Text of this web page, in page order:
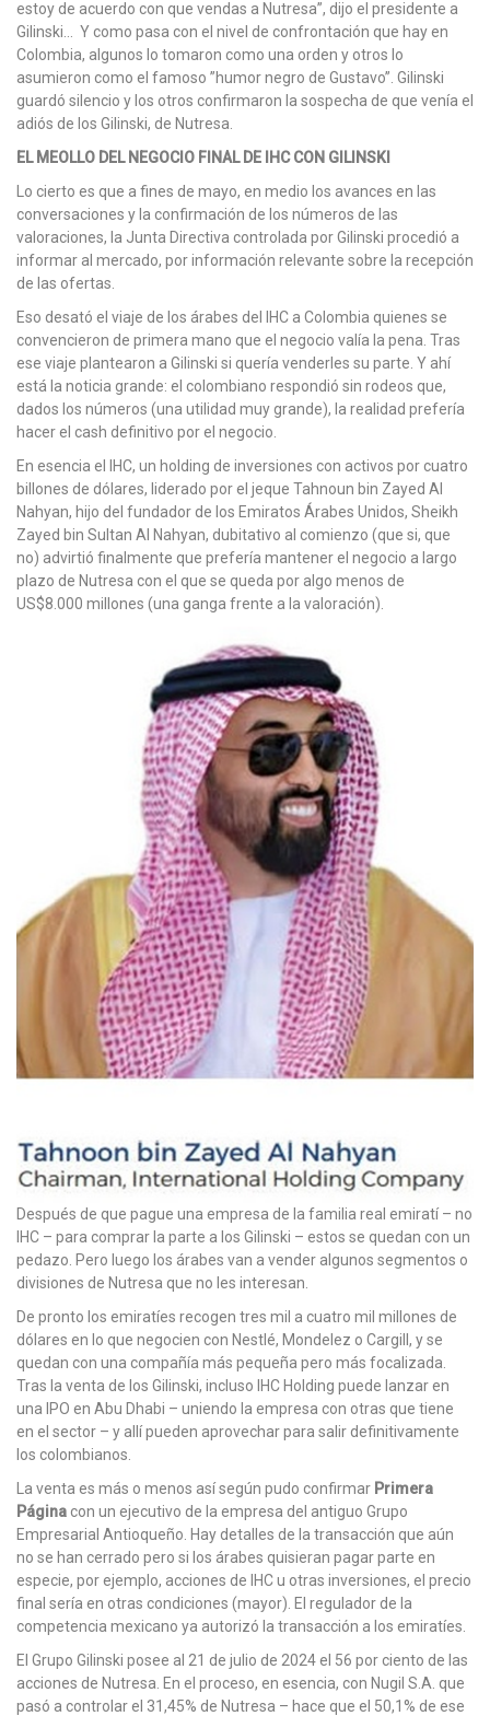
estoy de acuerdo con que vendas a Nutresa”, dijo el presidente a
Gilinski… Y como pasa con el nivel de confrontación que hay en
Colombia, algunos lo tomaron como una orden y otros lo
asumieron como el famoso ”humor negro de Gustavo”. Gilinski
guardó silencio y los otros confirmaron la sospecha de que venía el
adiós de los Gilinski, de Nutresa.
EL MEOLLO DEL NEGOCIO FINAL DE IHC CON GILINSKI
Lo cierto es que a fines de mayo, en medio los avances en las
conversaciones y la confirmación de los números de las
valoraciones, la Junta Directiva controlada por Gilinski procedió a
informar al mercado, por información relevante sobre la recepción
de las ofertas.
Eso desató el viaje de los árabes del IHC a Colombia quienes se
convencieron de primera mano que el negocio valía la pena. Tras
ese viaje plantearon a Gilinski si quería venderles su parte. Y ahí
está la noticia grande: el colombiano respondió sin rodeos que,
dados los números (una utilidad muy grande), la realidad prefería
hacer el cash definitivo por el negocio.
En esencia el IHC, un holding de inversiones con activos por cuatro
billones de dólares, liderado por el jeque Tahnoun bin Zayed Al
Nahyan, hijo del fundador de los Emiratos Árabes Unidos, Sheikh
Zayed bin Sultan Al Nahyan, dubitativo al comienzo (que si, que
no) advirtió finalmente que prefería mantener el negocio a largo
plazo de Nutresa con el que se queda por algo menos de
US$8.000 millones (una ganga frente a la valoración).
Después de que pague una empresa de la familia real emiratí – no
IHC – para comprar la parte a los Gilinski – estos se quedan con un
pedazo. Pero luego los árabes van a vender algunos segmentos o
divisiones de Nutresa que no les interesan.
De pronto los emiratíes recogen tres mil a cuatro mil millones de
dólares en lo que negocien con Nestlé, Mondelez o Cargill, y se
quedan con una compañía más pequeña pero más focalizada.
Tras la venta de los Gilinski, incluso IHC Holding puede lanzar en
una IPO en Abu Dhabi – uniendo la empresa con otras que tiene
en el sector – y allí pueden aprovechar para salir definitivamente
los colombianos.
La venta es más o menos así según pudo confirmar Primera
Página con un ejecutivo de la empresa del antiguo Grupo
Empresarial Antioqueño. Hay detalles de la transacción que aún
no se han cerrado pero si los árabes quisieran pagar parte en
especie, por ejemplo, acciones de IHC u otras inversiones, el precio
final sería en otras condiciones (mayor). El regulador de la
competencia mexicano ya autorizó la transacción a los emiratíes.
El Grupo Gilinski posee al 21 de julio de 2024 el 56 por ciento de las
acciones de Nutresa. En el proceso, en esencia, con Nugil S.A. que
pasó a controlar el 31,45% de Nutresa – hace que el 50,1% de ese